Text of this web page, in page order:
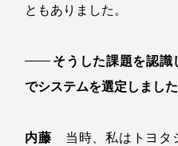
ともありました。
そうした課題を認識
でシステムを選定しました
内藤 当時、私はトヨタ